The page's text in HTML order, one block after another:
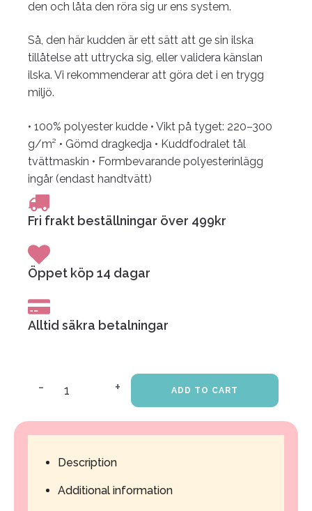
den och låta den röra sig ur ens system.
Så, den här kudden är ett sätt att ge sin ilska
tillåtelse att uttrycka sig, eller validera känslan
ilska. Vi rekommenderar att göra det i en trygg
miljö.
• 100% polyester kudde • Vikt på tyget: 220–300
g/m² • Gömd dragkedja • Kuddfodralet tål
tvättmaskin • Formbevarande polyesterinlägg
ingår (endast handtvätt)
Fri frakt beställningar över 499kr
Öppet köp 14 dagar
Alltid säkra betalningar
Ilskakudde
-
- + ADD TO CART
Description
Additional information